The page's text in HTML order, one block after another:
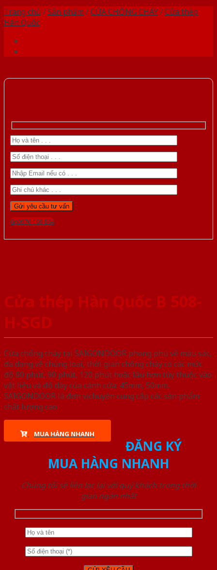
Trang chủ /Sản phẩm /CỬA CHỐNG CHÁY/Cửa thép
Hàn Quốc
Gọi 0976.169.864
Cửa thép Hàn Quốc B 508-
H-SGD
Cửa chống cháy tại SAIGONDOOR phong phú về màu sắc,
đa dạng về chủng loại, thời gian chống cháy có các mức
độ 60 phút, 90 phút, 120 phút hoặc lâu hơn tùy thuộc vào
vật liệu và độ dày của cánh cửa: 45mm, 50mm.
SAIGONDOOR là đơn vị chuyên cung cấp các sản phẩm
chất lượng cao.
MUA HÀNG NHANH
ĐĂNG KÝ
MUA HÀNG NHANH
Chúng tôi sẽ liên lạc lại với quý khách trong thời
gian ngắn nhất